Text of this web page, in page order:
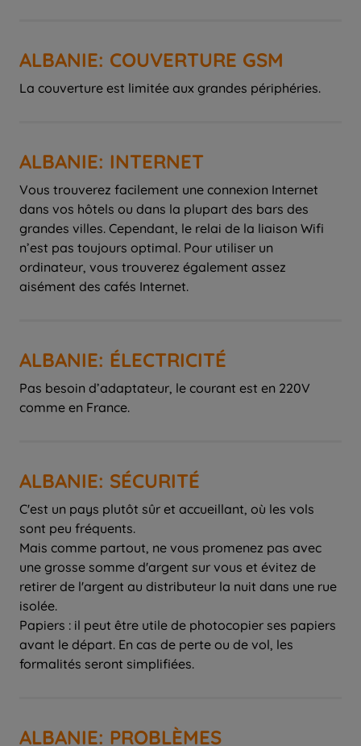
ALBANIE: COUVERTURE GSM
La couverture est limitée aux grandes périphéries.
ALBANIE: INTERNET
Vous trouverez facilement une connexion Internet
dans vos hôtels ou dans la plupart des bars des
grandes villes. Cependant, le relai de la liaison Wifi
n’est pas toujours optimal. Pour utiliser un
ordinateur, vous trouverez également assez
aisément des cafés Internet.
ALBANIE: ÉLECTRICITÉ
Pas besoin d’adaptateur, le courant est en 220V
comme en France.
ALBANIE: SÉCURITÉ
C'est un pays plutôt sûr et accueillant, où les vols
sont peu fréquents.
Mais comme partout, ne vous promenez pas avec
une grosse somme d'argent sur vous et évitez de
retirer de l'argent au distributeur la nuit dans une rue
isolée.
Papiers : il peut être utile de photocopier ses papiers
avant le départ. En cas de perte ou de vol, les
formalités seront simplifiées.
ALBANIE: PROBLÈMES